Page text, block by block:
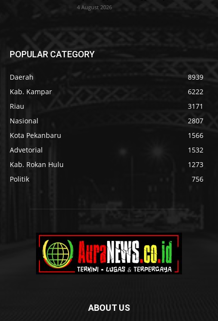
4 August 2026
POPULAR CATEGORY
Daerah
8939
Kab. Kampar
6222
Riau
3171
Nasional
2807
Kota Pekanbaru
1566
Advetorial
1532
Kab. Rokan Hulu
1273
Politik
756
ABOUT US